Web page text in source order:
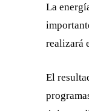
La
realizará
El